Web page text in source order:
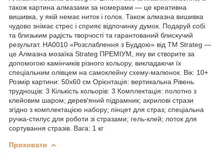
також картина алмазами за номерами — це креативна
вишивка, у якій немає ниток і голок. Також алмазна вишивка
чудово знімає стрес і сприяє відпочинку думок. Подаруй собі
та близьким радість творчості та гарантований блискучий
результат. HA0010 «Розслаблення з Буддою» від ТМ Strateg —
це Алмазна мозаїка Strateg ПРЕМІУМ, яку ви створите за
допомогою камінчиків різного кольору, викладаючи їх
спеціальним олівцем на самоклейну схему-малюнок. Вік: 10+
Розмір картини: 50х60 см Орієнтація: вертикальна Рівень
труднощів: 3 Кількість кольорів: 3 Комплектація: полотно з
клейовим шаром; дерев'яний підрамник; акрилові стрази
згідно з комплектацією набору; пінцет для страз; спеціальна
ручка-стилус для роботи зі стразами; гель-клей; лоток для
сортування стразів. Вага: 1 кг
Приховати